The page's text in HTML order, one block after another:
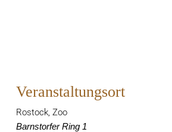
Veranstaltungsort
Rostock, Zoo
Barnstorfer Ring 1